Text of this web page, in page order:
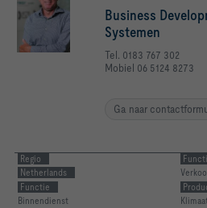
Business
Systemen
Tel. 0183 767 302
Mobiel 06 5124 8273
Ga naar
Regio
Netherlands
Functie
Binnendienst